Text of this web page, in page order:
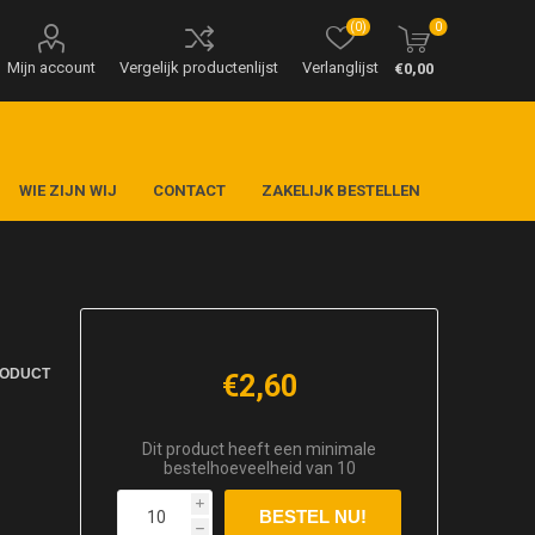
Mijn account Vergelijk productenlijst Verlanglijst
(0) 0
€0,00
WIE ZIJN WIJ CONTACT ZAKELIJK BESTELLEN
€2,60
Dit product heeft een minimale
bestelhoeveelheid van 10
i
h